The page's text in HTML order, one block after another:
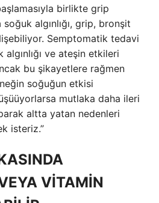
birlikte grip
algınlığı, grip, bronşit
Semptomatik tedavi
algınlığı ve ateşin etkileri
bu şikayetlere rağmen
soğuğun etkisi
mutlaka daha ileri
altta yatan nedenleri
isteriz.”
VİTAMİN